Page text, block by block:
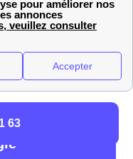
désormais
de Gouesnach.
Gaz Adapt 1 an
63